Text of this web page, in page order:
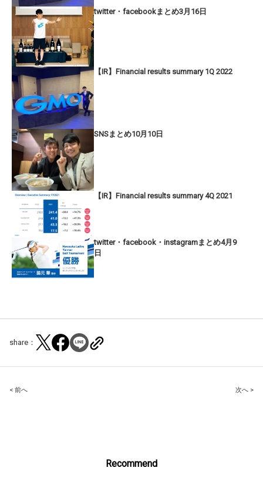
twitter・facebookまとめ3月16日
【IR】Financial results summary 1Q 2022
SNSまとめ10月10日
【IR】Financial results summary 4Q 2021
twitter・facebook・instagramまとめ4月9
日
share：
Post
< 前へ 次へ >
Recommend